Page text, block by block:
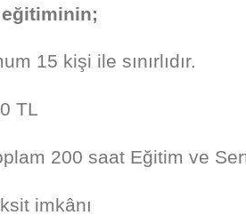
15 kişi ile sınırlıdır.
TL
200 saat Eğitim ve
imkânı